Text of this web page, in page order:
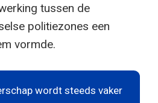
tussen de
politiezones een
vormde.
wordt steeds vaker